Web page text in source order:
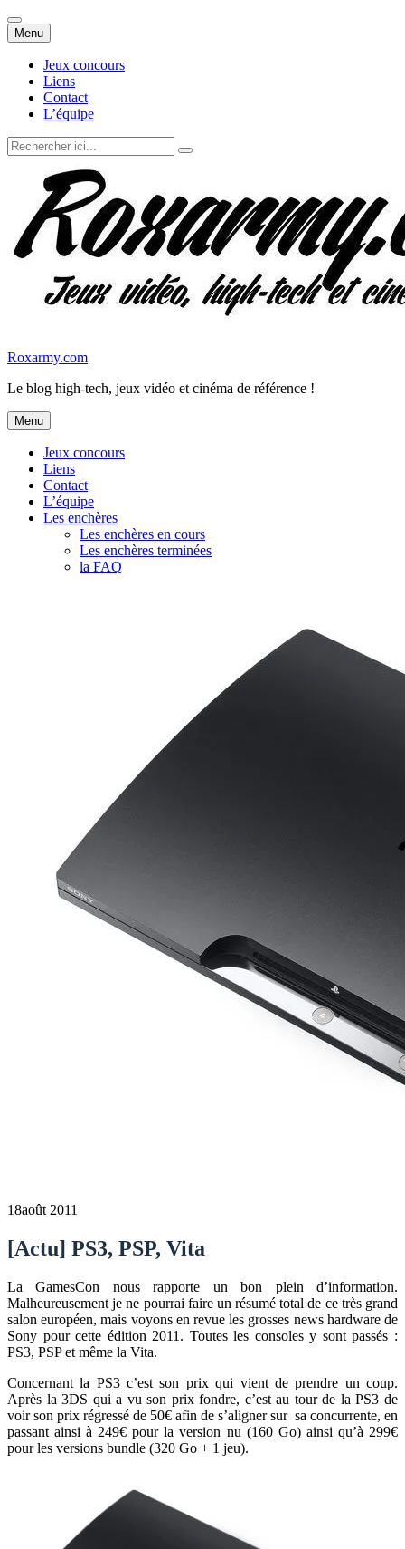
Menu Aller
au
contenu
Jeux concours
Liens
Contact
L’équipe
Recherche
pour
Roxarmy.com
Le blog high-tech, jeux vidéo et cinéma de référence !
Menu Aller
au
contenu
Jeux concours
Liens
Contact
L’équipe
Les enchères
Les enchères en cours
Les enchères terminées
la FAQ
18août 2011
[Actu] PS3, PSP, Vita
La GamesCon nous rapporte un bon plein d’information.
Malheureusement je ne pourrai faire un résumé total de ce très grand
salon européen, mais voyons en revue les grosses news hardware de
Sony pour cette édition 2011. Toutes les consoles y sont passés :
PS3, PSP et même la Vita.
Concernant la PS3 c’est son prix qui vient de prendre un coup.
Après la 3DS qui a vu son prix fondre, c’est au tour de la PS3 de
voir son prix régressé de 50€ afin de s’aligner sur sa concurrente, en
passant ainsi à 249€ pour la version nu (160 Go) ainsi qu’à 299€
pour les versions bundle (320 Go + 1 jeu).